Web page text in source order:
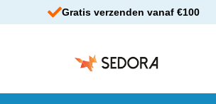
Gratis verzenden vanaf €100